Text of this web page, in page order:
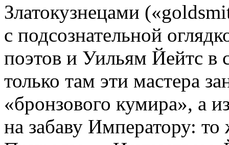
Златокузнецами
с подсознательной
поэтов и Уильям Йейтс в
только там эти мастера
«бронзового кумира», а
на забаву Императору: